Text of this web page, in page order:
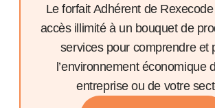
Le forfait Adhérent de
accès illimité à un bouquet de
services pour comprendre et
l’environnement économique
entreprise ou de votre